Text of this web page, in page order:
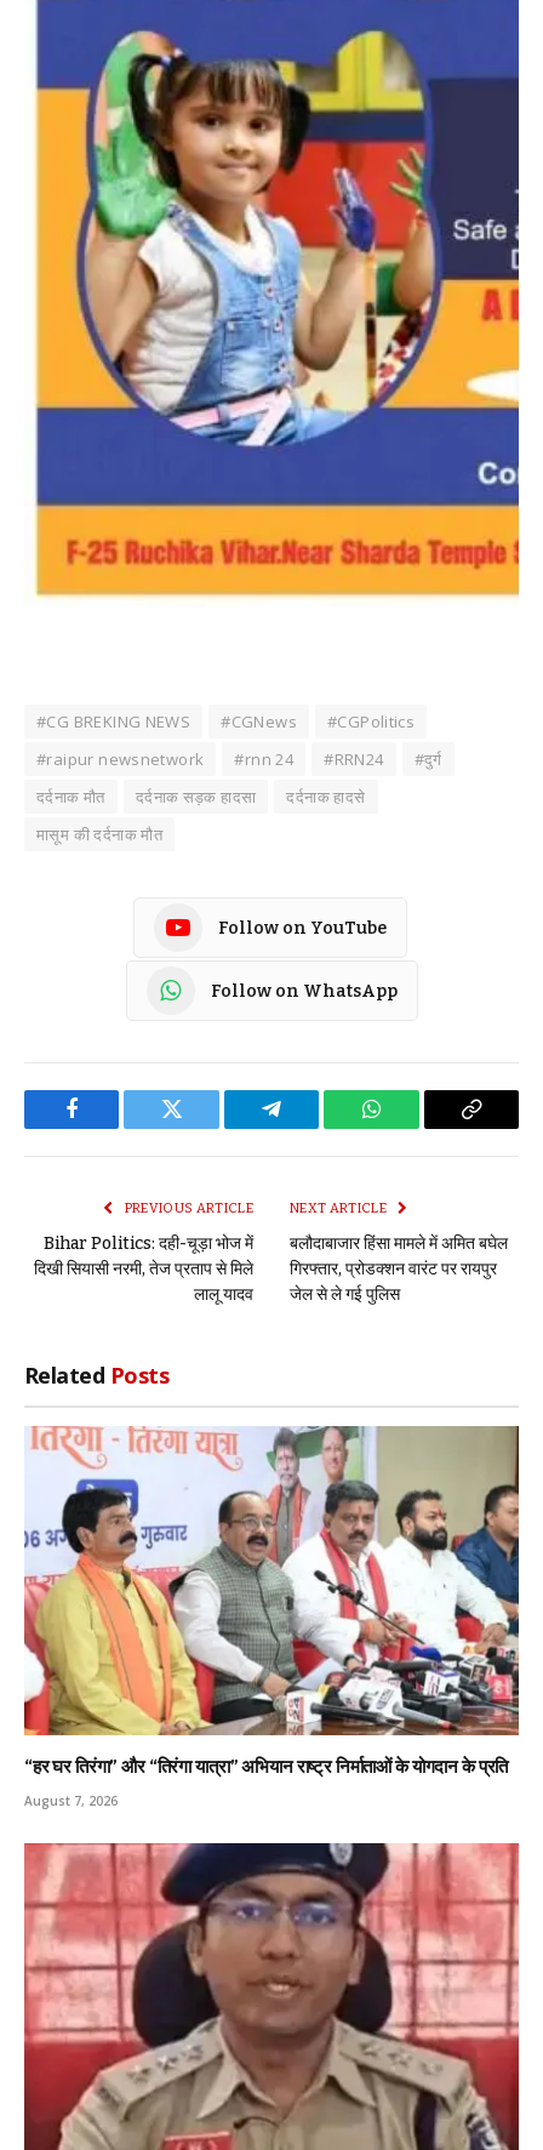
#CG BREKING NEWS #CGNews
#CGPolitics
#raipur newsnetwork
#rnn 24 #RRN24
#दुर्ग
दर्दनाक मौत
दर्दनाक सड़क हादसा
दर्दनाक हादसे
मासूम की दर्दनाक मौत
Follow on YouTube
Follow on WhatsApp
Facebook Twitter Telegram WhatsApp Copy
PREVIOUS ARTICLE
Bihar Politics: दही-चूड़ा भोज में
दिखी सियासी नरमी, तेज प्रताप से मिले
लालू यादव
NEXT ARTICLE
बलौदाबाजार हिंसा मामले में अमित बघेल
गिरफ्तार, प्रोडक्शन वारंट पर रायपुर
जेल से ले गई पुलिस
Related Posts
“हर घर तिरंगा” और “तिरंगा यात्रा” अभियान राष्ट्र निर्माताओं के योगदान के प्रति
August 7, 2026